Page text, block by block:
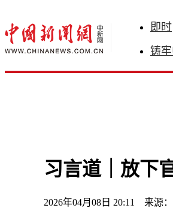
即时
铸
习言道｜放下
2026年04月08日 20:11 来源：